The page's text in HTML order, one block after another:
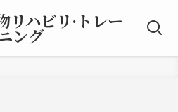
リハビリ·トレー
ング